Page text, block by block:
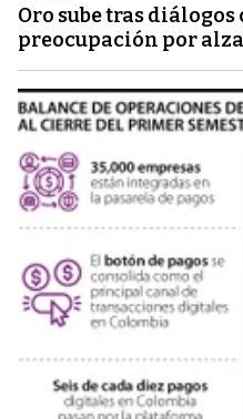
Oro sube tras
preocupación por